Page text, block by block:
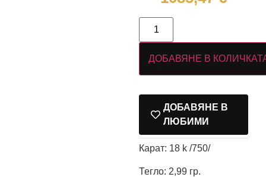
ДОБАВЯНЕ В
ДОБАВЯНЕ В
ЛЮБИМИ
Карат: 18 k /750/
Тегло: 2,99 гр.